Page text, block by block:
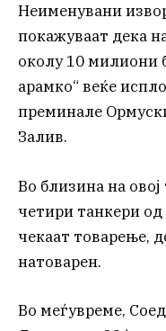
Неименувани
покажуваат дека
околу 10 милиони
арамко“ веќе
преминале
Залив.
Во близина на
четири танкери од
чекаат товарење,
натоварен.
Во меѓувреме,